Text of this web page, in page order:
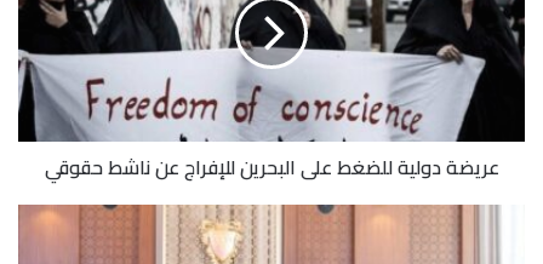
عريضة دولية للضغط على البحرين للإفراج عن ناشط حقوقي